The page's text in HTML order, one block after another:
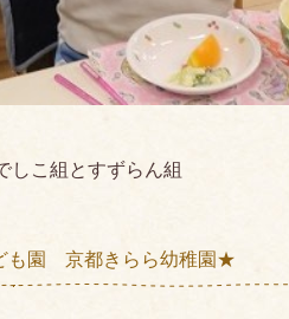
しこ組とすずらん組
も園 京都きらら幼稚園★